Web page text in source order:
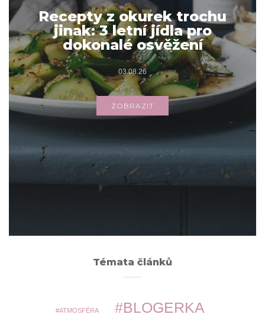
Recepty z okurek trochu
jinak: 3 letní jídla pro
dokonalé osvěžení
03.08.26
ZOBRAZIT
Archivy
Témata článků
ATMOSFÉRA BLOGERKA